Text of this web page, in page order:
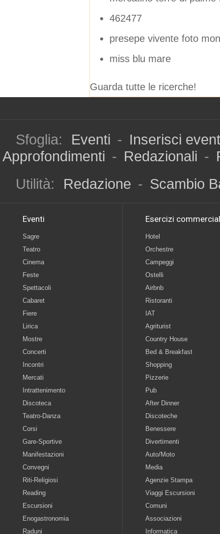
462477
presepe vivente foto
miss blu mare
Guarda tutte le ricerche!
Sfoglia: Eventi - Inserisci
Approfondimenti - Redazionali -
Utilità:
Redazione - Scambio
Eventi
Sagre
Teatro
Cinema
Feste
Spettacoli
Cabaret
Fiere
Lirica
Mostre
Concerti
Incontri
Mercati
Intrattenimento
Discoteca
Teatro-Danza
Corsi
Gare-Sportive
Manifestazioni
Convegni
Riti-Religiosi
Reading
Escursioni
Enogastronomia
Raduni
Esercizi
Hotel
Orchestre
Campeggi
Ostelli
Airbnb
Ristoranti
IAT
Agriturist
Country House
Bed & Breakfast
Shopping
Pizzerie
Pub
After Dinner
Discoteche
Benessere
Divertimenti
Auto/Moto
Media
Agenzie Stampa
Viaggi Escursioni
Comuni
Associazioni
Informatica